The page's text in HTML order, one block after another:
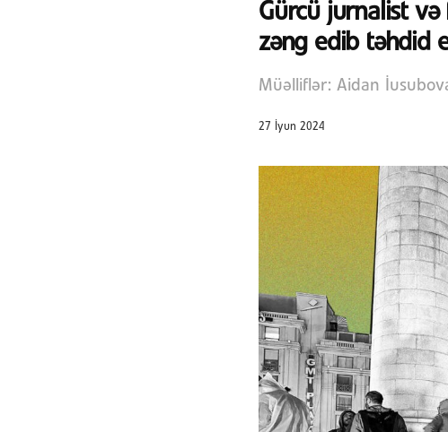
Gürcü jurnalist və
zəng edib təhdid
Müəlliflər: Aidan
27 İyun 2024